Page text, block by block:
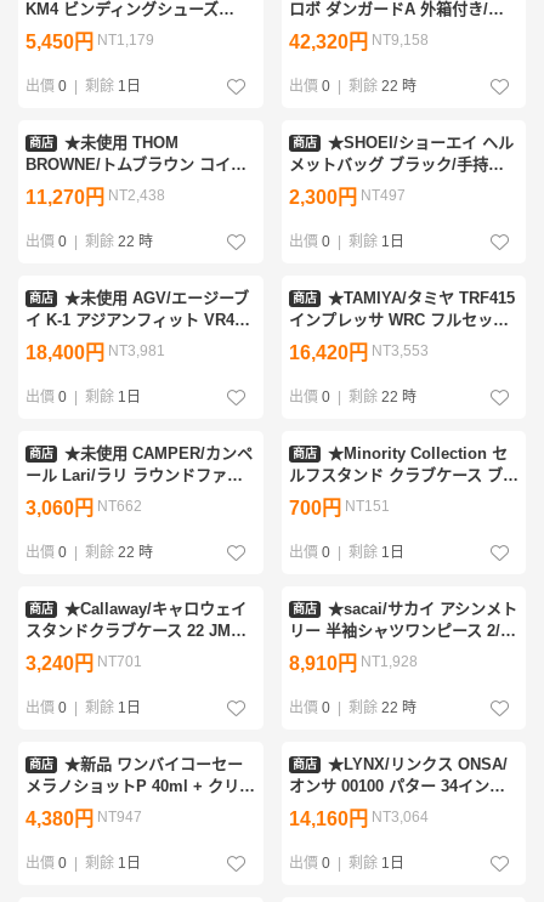
KM4 ビンディングシューズ
43/26.5cm相当/カーキ×ブラッ
ク/おまけMTBクリート付き/サ
イクリングウェア&0886600067
5,450円 NT1,179
出價 0 | 剩餘 1日
ロボ ダンガードA 外箱付き/ミ
サイル/ソフビ/レトロ/ジャンク
品&1985600085
42,320円 NT9,158
出價 0 | 剩餘 22 時
商店
★未使用 THOM
BROWNE/トムブラウン コイン
ケース ブラック/レザー/小銭入
れ/財布/ウォレット/革小物
&0278700563
11,270円 NT2,438
出價 0 | 剩餘 22 時
商店
★SHOEI/ショーエイ ヘル
メットバッグ ブラック/手持ち
鞄/バイク用品&2145900963
2,300円 NT497
出價 0 | 剩餘 1日
商店
★未使用 AGV/エージーブ
イ K-1 アジアンフィット VR46
Sky Racing Team フルフェイス
ヘルメット L 59～60cm/外箱付
&0039500052
18,400円 NT3,981
出價 0 | 剩餘 1日
商店
★TAMIYA/タミヤ TRF415
インプレッサ WRC フルセット
TRFシャーシ/インプレッサボデ
ィ/プロポ/ハイエンド/ラジコン
&2221400004
16,420円 NT3,553
出價 0 | 剩餘 22 時
商店
★未使用 CAMPER/カンペ
ール Lari/ラリ ラウンドファス
ナー財布/フランボワーズレッ
ド/レザー/外箱付き/カード入れ/
ウォレット&2245400002
3,060円 NT662
出價 0 | 剩餘 22 時
商店
★Minority Collection セ
ルフスタンド クラブケース ブ
ラック×ライトブルー/口枠数2/
キャディバッグ/ゴルフ/フード
付/難あり&2210900112
700円 NT151
出價 0 | 剩餘 1日
商店
★Callaway/キャロウェイ
スタンドクラブケース 22 JM
5922180/カーキ/4-5本収納可
能/47インチ対応/ティー・ボー
ルケース付き&1926500294
3,240円 NT701
出價 0 | 剩餘 1日
商店
★sacai/サカイ アシンメト
リー 半袖シャツワンピース 2/M
～L相当/膝下丈/ブルー/ストライ
プ/コットン100％/変形/19-
04482&2219000055
8,910円 NT1,928
出價 0 | 剩餘 22 時
商店
★新品 ワンバイコーセー
メラノショットP 40ml + クリア
ピールセラム 120ml/美容液/ス
キンケアコスメ/基礎化粧品
&2100001660
4,380円 NT947
出價 0 | 剩餘 1日
商店
★LYNX/リンクス ONSA/
オンサ 00100 パター 34インチ/
オリジナルスチールシャフト/純
正グリップ/真鍮/ヘッドカバー
付き&2145901007
14,160円 NT3,064
出價 0 | 剩餘 1日